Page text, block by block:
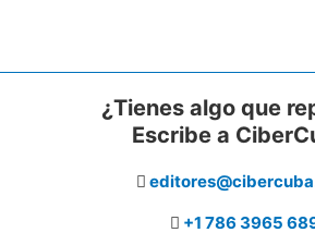
¿Tienes algo que
Escribe a
+1 786 3965